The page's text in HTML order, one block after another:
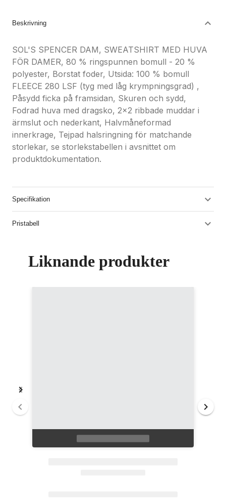
Beskrivning
SOL'S SPENCER DAM, SWEATSHIRT MED HUVA
FÖR DAMER, 80 % ringspunnen bomull - 20 %
polyester, Borstat foder, Utsida: 100 % bomull
FLEECE 280 LSF (tyg med låg krympningsgrad) ,
Påsydd ficka på framsidan, Skuren och sydd,
Fodrad huva med dragsko, 2x2 ribbade muddar i
ärmslut och nederkant, Halvmåneformad
innerkrage, Tejpad halsringning för matchande
storlekar, se storlekstabellen i avsnittet om
produktdokumentation.
Specifikation
Pristabell
Liknande produkter